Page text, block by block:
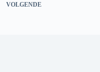
VOLGENDE